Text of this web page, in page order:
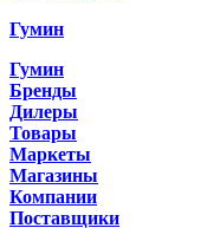
Гумин
Гумин
Бренды
Дилеры
Товары
Маркеты
Магазины
Компании
Поставщики